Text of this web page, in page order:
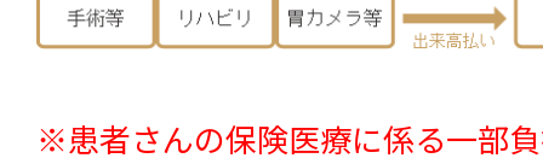
※患者さんの保険医療に係る一部